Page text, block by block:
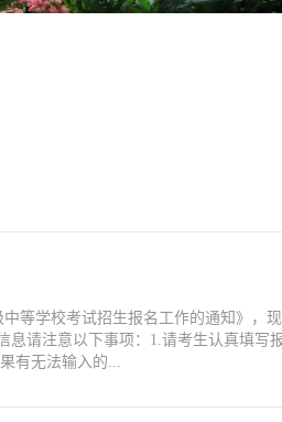
等学校考试招生报名工作的通知》，
有无法输入的...